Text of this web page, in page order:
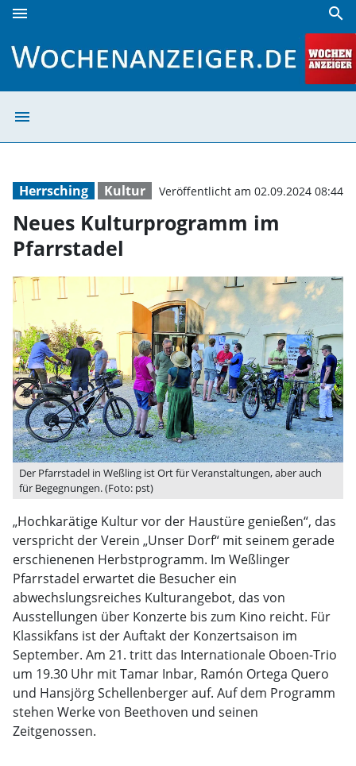
menu search
menu
Herrsching Kultur Veröffentlicht am 02.09.2024 08:44
Neues Kulturprogramm im
Pfarrstadel
Der Pfarrstadel in Weßling ist Ort für Veranstaltungen, aber auch
für Begegnungen. (Foto: pst)
„Hochkarätige Kultur vor der Haustüre genießen“, das
verspricht der Verein „Unser Dorf“ mit seinem gerade
erschienenen Herbstprogramm. Im Weßlinger
Pfarrstadel erwartet die Besucher ein
abwechslungsreiches Kulturangebot, das von
Ausstellungen über Konzerte bis zum Kino reicht. Für
Klassikfans ist der Auftakt der Konzertsaison im
September. Am 21. tritt das Internationale Oboen-Trio
um 19.30 Uhr mit Tamar Inbar, Ramón Ortega Quero
und Hansjörg Schellenberger auf. Auf dem Programm
stehen Werke von Beethoven und seinen
Zeitgenossen.